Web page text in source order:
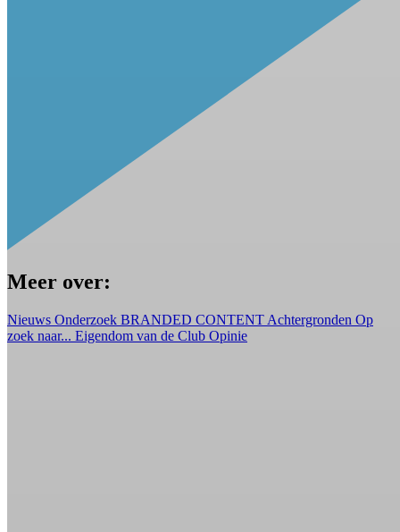
Meer over:
Nieuws Onderzoek BRANDED CONTENT Achtergronden Op
zoek naar... Eigendom van de Club Opinie